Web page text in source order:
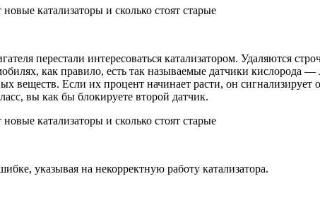
перестали интересоваться катализатором. Удаляются
как правило, есть так называемые датчики кислорода
веществ. Если их процент начинает расти, он
вы как бы блокируете второй датчик.
указывая на некорректную работу катализатора.